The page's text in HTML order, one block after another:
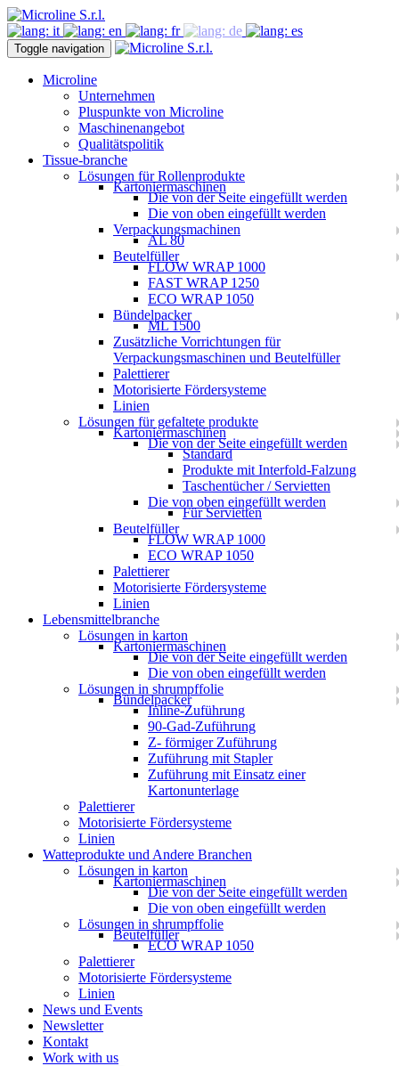
Toggle navigation
Microline
Unternehmen
Pluspunkte von Microline
Maschinenangebot
Qualitätspolitik
Tissue-branche
Lösungen für Rollenprodukte
Kartoniermaschinen
Die von der Seite eingefüllt werden
Die von oben eingefüllt werden
Verpackungsmachinen
AL 80
Beutelfüller
FLOW WRAP 1000
FAST WRAP 1250
ECO WRAP 1050
Bündelpacker
ML 1500
Zusätzliche Vorrichtungen für
Verpackungsmaschinen und Beutelfüller
Palettierer
Motorisierte Fördersysteme
Linien
Lösungen für gefaltete produkte
Kartoniermaschinen
Die von der Seite eingefüllt werden
Standard
Produkte mit Interfold-Falzung
Taschentücher / Servietten
Die von oben eingefüllt werden
Für Servietten
Beutelfüller
FLOW WRAP 1000
ECO WRAP 1050
Palettierer
Motorisierte Fördersysteme
Linien
Lebensmittelbranche
Lösungen in karton
Kartoniermaschinen
Die von der Seite eingefüllt werden
Die von oben eingefüllt werden
Lösungen in shrumpffolie
Bündelpacker
Inline-Zuführung
90-Gad-Zuführung
Z- förmiger Zuführung
Zuführung mit Stapler
Zuführung mit Einsatz einer
Kartonunterlage
Palettierer
Motorisierte Fördersysteme
Linien
Watteprodukte und Andere Branchen
Lösungen in karton
Kartoniermaschinen
Die von der Seite eingefüllt werden
Die von oben eingefüllt werden
Lösungen in shrumpffolie
Beutelfüller
ECO WRAP 1050
Palettierer
Motorisierte Fördersysteme
Linien
News und Events
Newsletter
Kontakt
Work with us